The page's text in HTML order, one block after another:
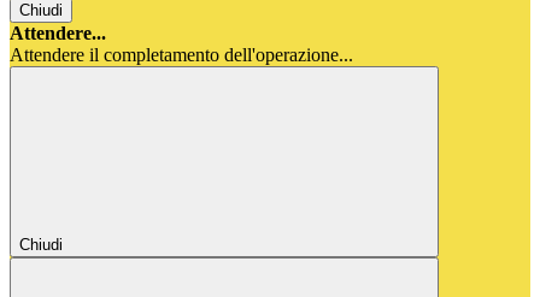
Chiudi
Attendere...
Attendere il completamento dell'operazione...
Chiudi